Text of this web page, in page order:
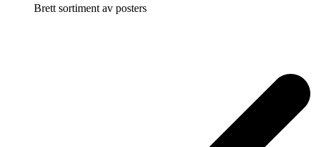
Brett sortiment av posters